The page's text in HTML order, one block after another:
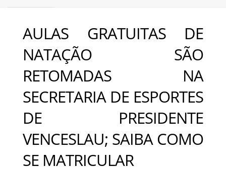
AULAS GRATUITAS DE
NATAÇÃO SÃO
RETOMADAS NA
SECRETARIA DE ESPORTES
DE PRESIDENTE
VENCESLAU; SAIBA COMO
SE MATRICULAR